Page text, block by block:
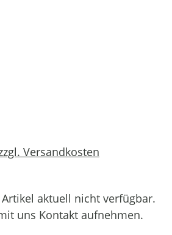
Versandkosten
aktuell nicht verfügbar.
uns Kontakt aufnehmen.